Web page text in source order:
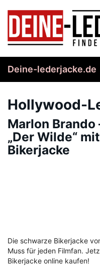
content
Deine-lederjacke.de
Hollywood-
Marlon Brando
„Der Wilde“
Bikerjacke
Die schwarze Bikerjacke
Muss für jeden Filmfan.
Bikerjacke online kaufen!